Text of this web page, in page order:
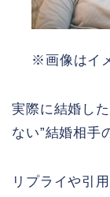
※画像はイ
実際に結婚し
ない”結婚相手
リプライや引